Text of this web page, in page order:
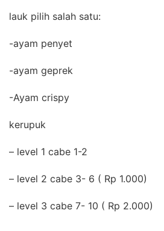
lauk pilih salah satu:
-ayam penyet
-ayam geprek
-Ayam crispy
kerupuk
– level 1 cabe 1-2
– level 2 cabe 3- 6 ( Rp 1.000)
– level 3 cabe 7- 10 ( Rp 2.000)